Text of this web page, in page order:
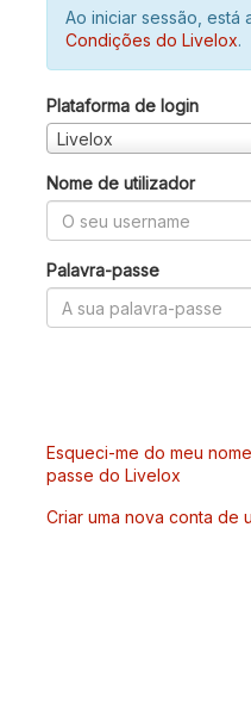
Ao iniciar sessão, está
Condições do Livelox.
Plataforma de login
Livelox
Nome de utilizador
Palavra-passe
Esqueci-me do meu
passe do Livelox
Criar uma nova conta de